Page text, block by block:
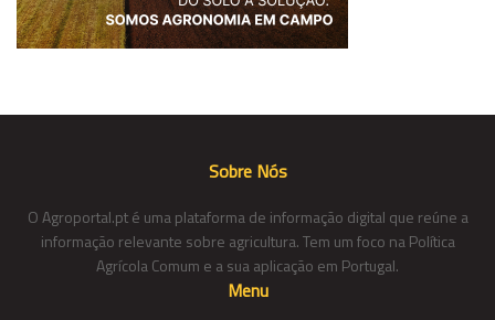
Sobre Nós
O Agroportal.pt é uma plataforma de informação digital que reúne a
informação relevante sobre agricultura. Tem um foco na Política
Agrícola Comum e a sua aplicação em Portugal.
Menu